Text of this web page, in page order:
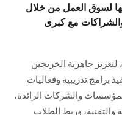
لسوق العمل من خلال
والشراكات مع كبرى
جاهزية الخريجين
برامج تدريبية وفعاليات
والشركات الرائدة،
وربط الطلاب